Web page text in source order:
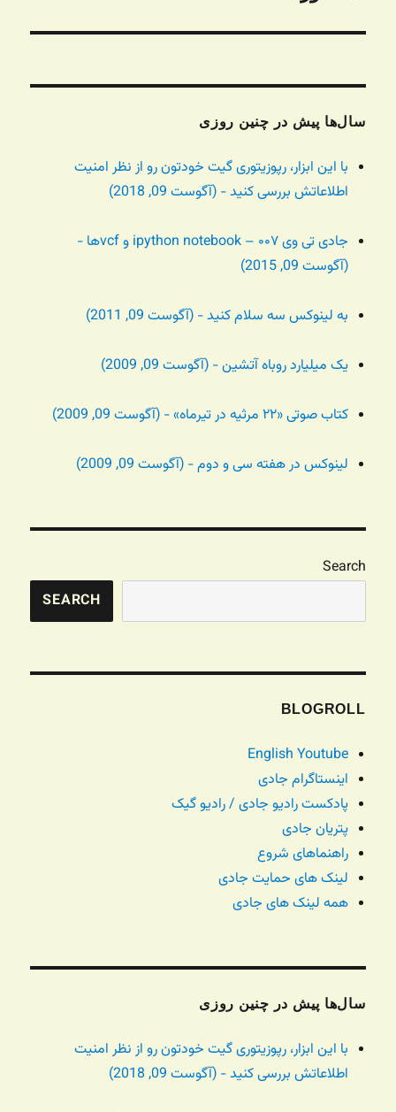
سال‌ها پیش در چنین روزی
با این ابزار، رپوزیتوری گیت خودتون رو از نظر امنیت
اطلاعاتش بررسی کنید - (آگوست 09, 2018)
جادی تی وی ۰۰۷ – ipython notebook و vcfها -
(آگوست 09, 2015)
به لینوکس سه سلام کنید - (آگوست 09, 2011)
یک میلیارد روباه آتشین - (آگوست 09, 2009)
کتاب صوتی «۲۲ مرثیه در تیرماه» - (آگوست 09, 2009)
لینوکس در هفته سی و دوم - (آگوست 09, 2009)
Search
SEARCH
BLOGROLL
English Youtube
اینستاگرام جادی
پادکست رادیو جادی / رادیو گیک
پتریان جادی
راهنماهای شروع
لینک های حمایت جادی
همه لینک های جادی
سال‌ها پیش در چنین روزی
با این ابزار، رپوزیتوری گیت خودتون رو از نظر امنیت
اطلاعاتش بررسی کنید - (آگوست 09, 2018)